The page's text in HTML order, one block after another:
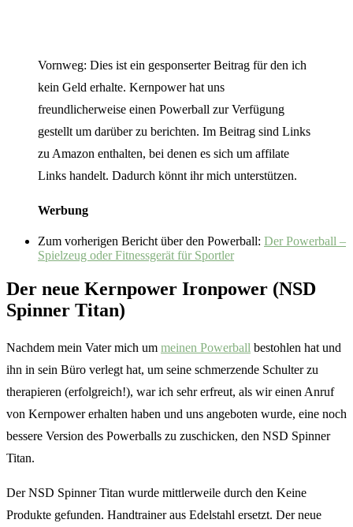
Vornweg: Dies ist ein gesponserter Beitrag für den ich
kein Geld erhalte. Kernpower hat uns
freundlicherweise einen Powerball zur Verfügung
gestellt um darüber zu berichten. Im Beitrag sind Links
zu Amazon enthalten, bei denen es sich um affilate
Links handelt. Dadurch könnt ihr mich unterstützen.
Werbung
Zum vorherigen Bericht über den Powerball: Der Powerball –
Spielzeug oder Fitnessgerät für Sportler
Der neue Kernpower Ironpower (NSD
Spinner Titan)
Nachdem mein Vater mich um meinen Powerball bestohlen hat und
ihn in sein Büro verlegt hat, um seine schmerzende Schulter zu
therapieren (erfolgreich!), war ich sehr erfreut, als wir einen Anruf
von Kernpower erhalten haben und uns angeboten wurde, eine noch
bessere Version des Powerballs zu zuschicken, den NSD Spinner
Titan.
Der NSD Spinner Titan wurde mittlerweile durch den Keine
Produkte gefunden. Handtrainer aus Edelstahl ersetzt. Der neue